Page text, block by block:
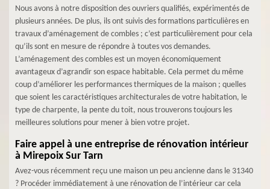
Nous avons à notre disposition des ouvriers qualifiés, expérimentés de
plusieurs années. De plus, ils ont suivis des formations particulières en
travaux d’aménagement de combles ; c’est particulièrement pour cela
qu’ils sont en mesure de répondre à toutes vos demandes.
L’aménagement des combles est un moyen économiquement
avantageux d’agrandir son espace habitable. Cela permet du même
coup d’améliorer les performances thermiques de la maison ; quelles
que soient les caractéristiques architecturales de votre habitation, le
type de charpente, la pente du toit, nous trouverons toujours les
meilleures solutions pour mener à bien votre projet.
Faire appel à une entreprise de rénovation intérieur
à Mirepoix Sur Tarn
Avez-vous récemment reçu une maison un peu ancienne dans le 31340
? Procéder immédiatement à une rénovation de l’intérieur car cela